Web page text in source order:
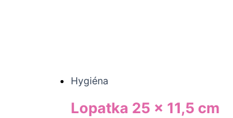
Hygiéna
Lopatka 25 x 11,5 cm